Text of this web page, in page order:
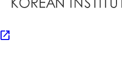
open_in_new